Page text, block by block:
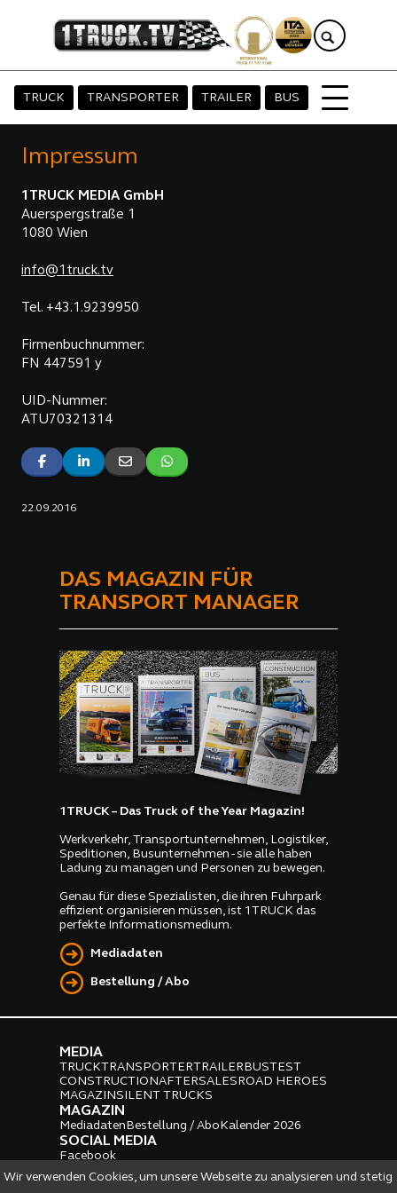
Wir verwenden Cookies, um unsere Webseite zu analysieren und stetig
TRUCK TRANSPORTER TRAILER BUS
Impressum
1TRUCK MEDIA GmbH
Auerspergstraße 1
1080 Wien
info@1truck.tv
Tel. +43.1.9239950
Firmenbuchnummer:
FN 447591 y
UID-Nummer:
ATU70321314
22.09.2016
DAS MAGAZIN FÜR
TRANSPORT MANAGER
1TRUCK – Das Truck of the Year Magazin!
Werkverkehr, Transportunternehmen, Logistiker,
Speditionen, Busunternehmen - sie alle haben
Ladung zu managen und Personen zu bewegen.
Genau für diese Spezialisten, die ihren Fuhrpark
effizient organisieren müssen, ist 1TRUCK das
perfekte Informationsmedium.
Mediadaten
Bestellung / Abo
MEDIA
TRUCKTRANSPORTERTRAILERBUSTEST
CONSTRUCTIONAFTERSALESROAD HEROES
MAGAZINSILENT TRUCKS
MAGAZIN
MediadatenBestellung / AboKalender 2026
SOCIAL MEDIA
Facebook
Instagram LinkedIn